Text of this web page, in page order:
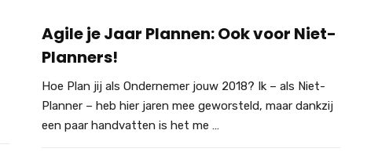
Agile je Jaar Plannen: Ook voor Niet-
Planners!
Hoe Plan jij als Ondernemer jouw 2018? Ik – als Niet-
Planner – heb hier jaren mee geworsteld, maar dankzij
een paar handvatten is het me …